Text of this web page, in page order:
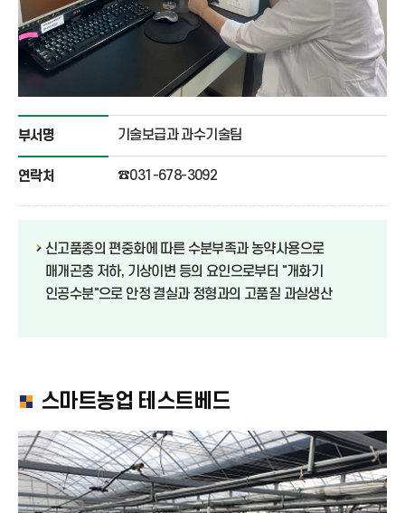
부서명 기술보급과 과수기술팀
연락처 ☎031-678-3092
신고품종의 편중화에 따른 수분부족과 농약사용으로
매개곤충 저하, 기상이변 등의 요인으로부터 "개화기
인공수분"으로 안정 결실과 정형과의 고품질 과실생산
스마트농업 테스트베드